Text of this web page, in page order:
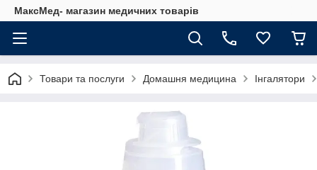
МаксМед- магазин медичних товарів
Товари та послуги Домашня медицина Інгалятори